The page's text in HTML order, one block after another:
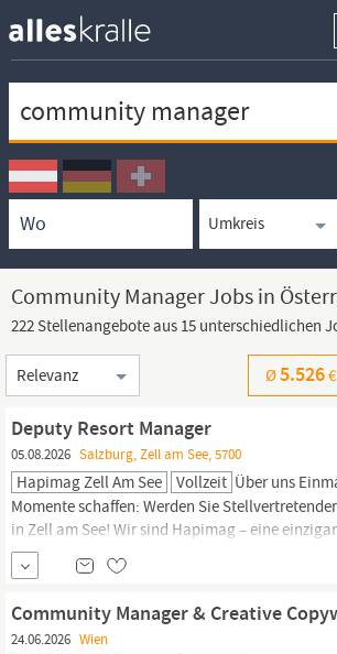
Ortssuche
Umkreissuche
Arbeitsform
Community Manager Jobs in
222 Stellenangebote aus 15 unterschiedlichen
Sortierung
Ø5.526
Deputy Resort Manager
05.08.2026 Salzburg, Zell am See, 5700
Hapimag Zell Am See Vollzeit Über uns
Momente schaffen: Werden Sie
in Zell am See! Wir sind Hapimag – eine
Community
für Ferienwohnungen. Gemeinsam
Leidenschaft für entspannten und
Community Manager & Creative
24.06.2026 Wien